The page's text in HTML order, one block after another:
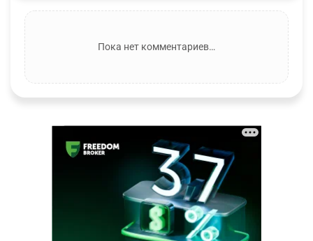
Пока нет комментариев…